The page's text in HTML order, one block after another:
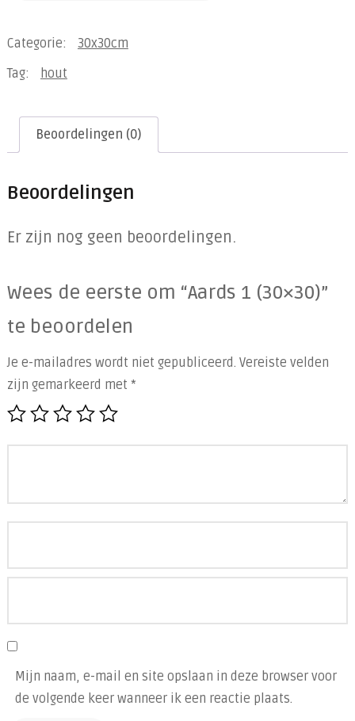
Categorie:
30x30cm
Tag:
hout
Beoordelingen (0)
Beoordelingen
Er zijn nog geen beoordelingen.
Wees de eerste om “Aards 1 (30×30)”
te beoordelen
Je e-mailadres wordt niet gepubliceerd. Vereiste velden
zijn gemarkeerd met *
Mijn naam, e-mail en site opslaan in deze browser voor
de volgende keer wanneer ik een reactie plaats.